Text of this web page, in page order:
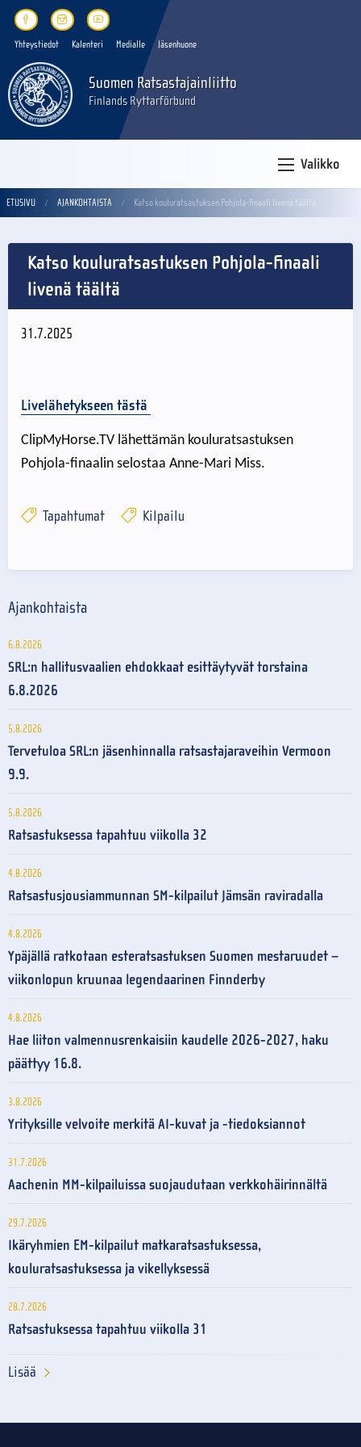
Yhteystiedot Kalenteri Medialle Jäsenhuone
Suomen Ratsastajainliitto
Finlands Ryttarförbund
Valikko
ETUSIVU AJANKOHTAISTA Katso kouluratsastuksen Pohjola-finaali livenä täältä
Katso kouluratsastuksen Pohjola-finaali
livenä täältä
31.7.2025
Livelähetykseen tästä
ClipMyHorse.TV lähettämän kouluratsastuksen
Pohjola-finaalin selostaa Anne-Mari Miss.
Tapahtumat Kilpailu
Ajankohtaista
6.8.2026
SRL:n hallitusvaalien ehdokkaat esittäytyvät torstaina
6.8.2026
5.8.2026
Tervetuloa SRL:n jäsenhinnalla ratsastajaraveihin Vermoon
9.9.
5.8.2026
Ratsastuksessa tapahtuu viikolla 32
4.8.2026
Ratsastusjousiammunnan SM-kilpailut Jämsän raviradalla
4.8.2026
Ypäjällä ratkotaan esteratsastuksen Suomen mestaruudet –
viikonlopun kruunaa legendaarinen Finnderby
4.8.2026
Hae liiton valmennusrenkaisiin kaudelle 2026-2027, haku
päättyy 16.8.
3.8.2026
Yrityksille velvoite merkitä AI-kuvat ja -tiedoksiannot
31.7.2026
Aachenin MM-kilpailuissa suojaudutaan verkkohäirinnältä
29.7.2026
Ikäryhmien EM-kilpailut matkaratsastuksessa,
kouluratsastuksessa ja vikellyksessä
28.7.2026
Ratsastuksessa tapahtuu viikolla 31
Lisää